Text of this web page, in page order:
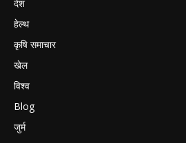
देश
हेल्थ
कृषि समाचार
खेल
विश्व
Blog
जुर्म